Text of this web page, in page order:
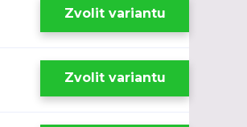
Zvolit variantu
Zvolit variantu